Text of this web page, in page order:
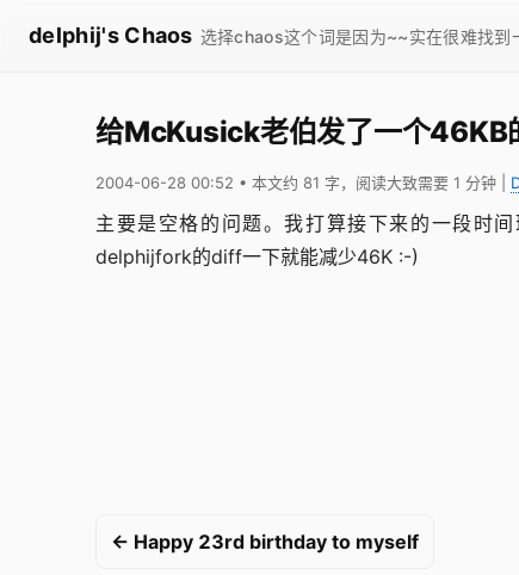
delphij's Chaos 选择chaos这个词是因为~~实在很难找
给McKusick老伯发了一个
2004-06-28 00:52 • 本文约 81 字，阅读大致需要 1 分钟
主要是空格的问题。我打算接下来的一段时
delphijfork的diff一下就能减少46K :-)
← Happy 23rd birthday to myself